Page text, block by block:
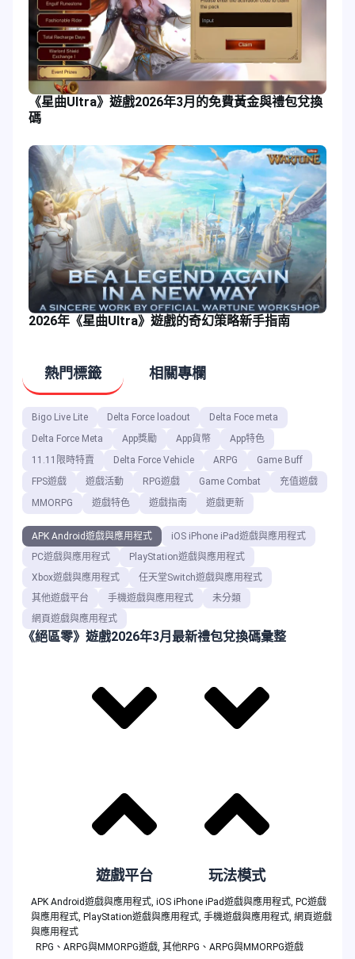
《星曲Ultra》遊戲2026年3月的免費黃金與禮包兌換
碼
2026年《星曲Ultra》遊戲的奇幻策略新手指南
熱門標籤 相關專欄
Bigo Live Lite Delta Force loadout
Delta Foce meta
Delta Force Meta
App獎勵 App貨幣
App特色
11.11限時特賣
Delta Force Vehicle ARPG
Game Buff
FPS遊戲
遊戲活動 RPG遊戲 Game Combat
充值遊戲
MMORPG
遊戲特色 遊戲指南 遊戲更新
APK Android遊戲與應用程式
iOS iPhone iPad遊戲與應用程式
PC遊戲與應用程式
PlayStation遊戲與應用程式
Xbox遊戲與應用程式
任天堂Switch遊戲與應用程式
其他遊戲平台
手機遊戲與應用程式
未分類
網頁遊戲與應用程式
《絕區零》遊戲2026年3月最新禮包兌換碼彙整
遊戲平台 玩法模式
APK Android遊戲與應用程式, iOS iPhone iPad遊戲與應用程式, PC遊戲
與應用程式, PlayStation遊戲與應用程式, 手機遊戲與應用程式, 網頁遊戲
與應用程式
RPG、ARPG與MMORPG遊戲, 其他RPG、ARPG與MMORPG遊戲